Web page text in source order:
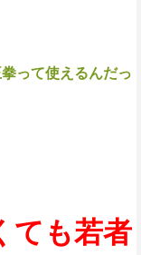
って使えるんだっ
ても若者